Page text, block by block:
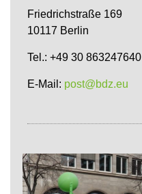
Friedrichstraße 169
10117 Berlin
Tel.: +49 30 863247640
E-Mail: post@bdz.eu